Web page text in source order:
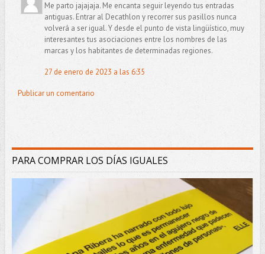
Me parto jajajaja. Me encanta seguir leyendo tus entradas
antiguas. Entrar al Decathlon y recorrer sus pasillos nunca
volverá a ser igual. Y desde el punto de vista lingüístico, muy
interesantes tus asociaciones entre los nombres de las
marcas y los habitantes de determinadas regiones.
27 de enero de 2023 a las 6:35
Publicar un comentario
PARA COMPRAR LOS DÍAS IGUALES